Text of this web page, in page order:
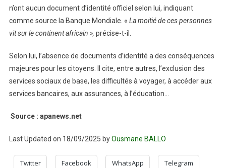
n’ont aucun document d’identité officiel selon lui, indiquant
comme source la Banque Mondiale. « La moitié de ces personnes
vit sur le continent africain », précise-t-il.
Selon lui, l’absence de documents d’identité a des conséquences
majeures pour les citoyens. Il cite, entre autres, l’exclusion des
services sociaux de base, les difficultés à voyager, à accéder aux
services bancaires, aux assurances, à l’éducation…
Source : apanews.net
Last Updated on 18/09/2025 byOusmane BALLO
Twitter Facebook WhatsApp Telegram